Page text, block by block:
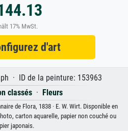
17% MwSt.
d'art
· ID de la peinture: 153963
classés· Fleurs
de Flora, 1838 · E. W. Wirt. Disponible en
carton aquarelle, papier non couché ou
japonais.